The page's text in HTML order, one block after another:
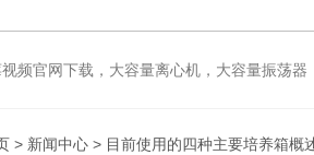
下载，大容量离心机，大容量振荡器，高速冷冻离心机，生化、光照、振荡培养箱，磁力搅拌器
> 新闻中心 > 目前使用的四种主要培养箱概